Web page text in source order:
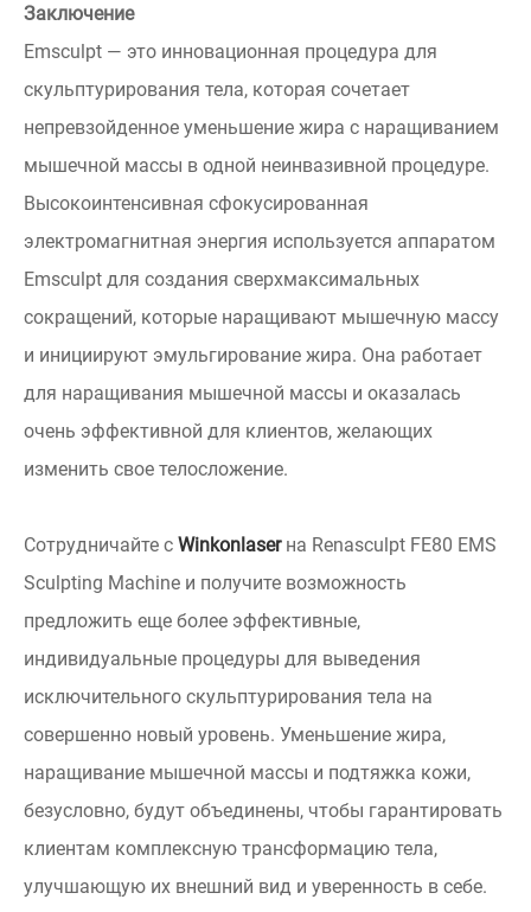
Заключение
Emsculpt — это инновационная процедура для
скульптурирования тела, которая сочетает
непревзойденное уменьшение жира с наращиванием
мышечной массы в одной неинвазивной процедуре.
Высокоинтенсивная сфокусированная
электромагнитная энергия используется аппаратом
Emsculpt для создания сверхмаксимальных
сокращений, которые наращивают мышечную массу
и инициируют эмульгирование жира. Она работает
для наращивания мышечной массы и оказалась
очень эффективной для клиентов, желающих
изменить свое телосложение.
Сотрудничайте с Winkonlaser на Renasculpt FE80 EMS
Sculpting Machine и получите возможность
предложить еще более эффективные,
индивидуальные процедуры для выведения
исключительного скульптурирования тела на
совершенно новый уровень. Уменьшение жира,
наращивание мышечной массы и подтяжка кожи,
безусловно, будут объединены, чтобы гарантировать
клиентам комплексную трансформацию тела,
улучшающую их внешний вид и уверенность в себе.